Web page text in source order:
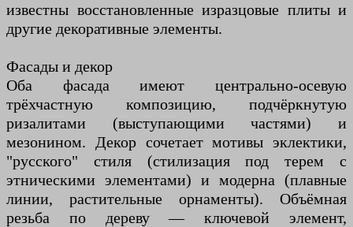
известны восстановленные изразцовые плиты и
другие декоративные элементы.
Фасады и декор
Оба фасада имеют центрально-осевую
трёхчастную композицию, подчёркнутую
ризалитами (выступающими частями) и
мезонином. Декор сочетает мотивы эклектики,
"русского" стиля (стилизация под терем с
этническими элементами) и модерна (плавные
линии, растительные орнаменты). Объёмная
резьба по дереву — ключевой элемент,